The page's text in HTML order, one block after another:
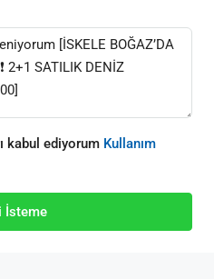
kabul ediyorum Kullanım
İsteme